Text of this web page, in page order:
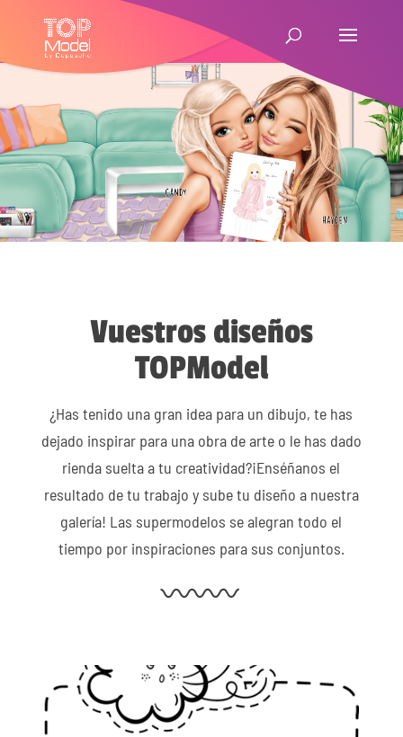
Vuestros diseños
TOPModel
¿Has tenido una gran idea para un dibujo, te has
dejado inspirar para una obra de arte o le has dado
rienda suelta a tu creatividad?¡Enséñanos el
resultado de tu trabajo y sube tu diseño a nuestra
galería! Las supermodelos se alegran todo el
tiempo por inspiraciones para sus conjuntos.